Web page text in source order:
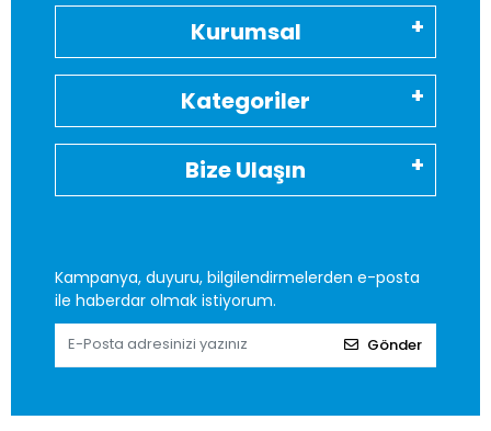
Kurumsal
Kategoriler
Bize Ulaşın
Kampanya, duyuru, bilgilendirmelerden e-posta
ile haberdar olmak istiyorum.
Gönder